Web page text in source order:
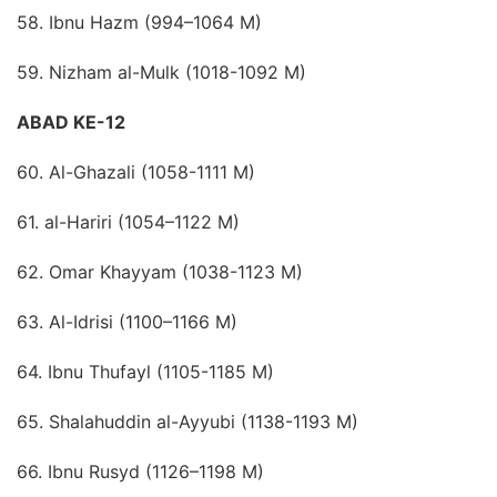
58. Ibnu Hazm (994–1064 M)
59. Nizham al-Mulk (1018-1092 M)
ABAD KE-12
60. Al-Ghazali (1058-1111 M)
61. al-Hariri (1054–1122 M)
62. Omar Khayyam (1038-1123 M)
63. Al-Idrisi (1100–1166 M)
64. Ibnu Thufayl (1105-1185 M)
65. Shalahuddin al-Ayyubi (1138-1193 M)
66. Ibnu Rusyd (1126–1198 M)